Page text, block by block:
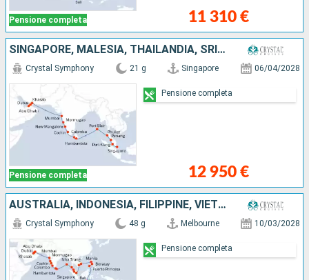
Pensione completa 11 310 €
SINGAPORE, MALESIA, THAILANDIA, SRI LANKA, INDIA, OMAN, EMIRATI ARABI UNITI
Pensione completa
Crystal Symphony 21 g Singapore 06/04/2028
12 950 €
Pensione completa
AUSTRALIA, INDONESIA, FILIPPINE, VIETNAM, SINGAPORE, MALESIA, THAILANDIA, SRI LANKA, INDIA, OMAN, EMIRATI ARABI UNITI
Crystal Symphony 48 g Melbourne 10/03/2028
Pensione completa